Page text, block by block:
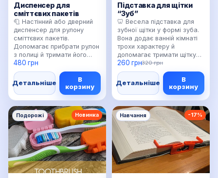
Диспенсер для
сміттєвих пакетів
🧻 Настінний або дверний
диспенсер для рулону
сміттєвих пакетів.
Допомагає прибрати рулон
з полиці й тримати його
там, де він справді
потрібен. Підходить для
кухні, комори, офісної зони
або майстерні. Виглядає
охайно, друкується міцним
кольорі меблів. 👌 Дуже
практична річ для людей,
які люблять порядок у
дрібницях.
480 грн
Детальніше
В
корзину
Підставка для щітки
“Зуб”
🦷 Весела підставка для
зубної щітки у формі зуба.
Вона додає ванній кімнаті
трохи характеру й
допомагає тримати щітку
вертикально та охайно.
Добре підходить для дітей,
бо робить щоденну рутину
трохи цікавішою. Також
класно виглядає як
стоматолога або в
тематичний кабінет. 😁
Можемо надрукувати
білим, пастельним або
яскравим кольором.
260 грн320 грн
Детальніше
В
корзину
Новинка
Подорожі -17%
Навчання